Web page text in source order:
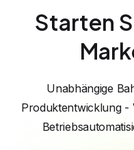
Starten
Unabhängige
Produktentwicklung -